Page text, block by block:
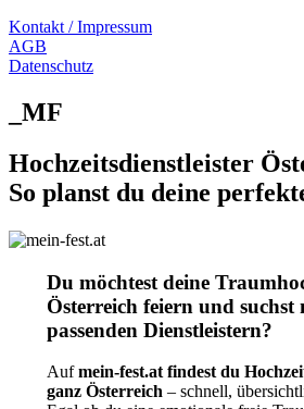
Kontakt / Impressum
AGB
Datenschutz
_MF
Hochzeitsdienstleister
So planst du deine
Du möchtest deine
Österreich feiern und suchst
passenden Dienstleistern?
Aufmein-fest.at findest du
ganz Österreich– schnell,